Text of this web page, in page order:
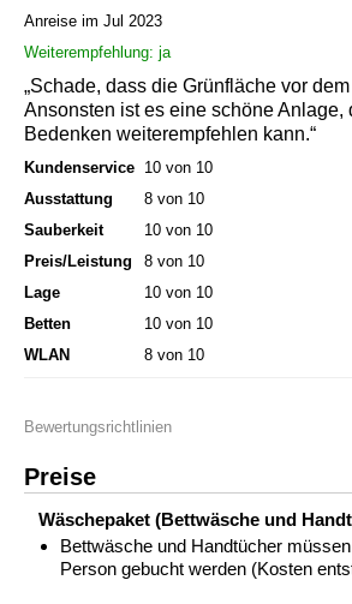
Anreise im Jul 2023
Weiterempfehlung: ja
„Schade, dass die Grünfläche vor
Ansonsten ist es eine schöne Anlage,
Bedenken weiterempfehlen kann.“
Kundenservice 10 von 10
Ausstattung
8 von 10
Sauberkeit
10 von 10
Preis/Leistung
8 von 10
Lage
10 von 10
Betten
10 von 10
WLAN
8 von 10
Bewertungsrichtlinien
Preise
Wäschepaket (Bettwäsche und
Bettwäsche und Handtücher
Person gebucht werden (Kosten